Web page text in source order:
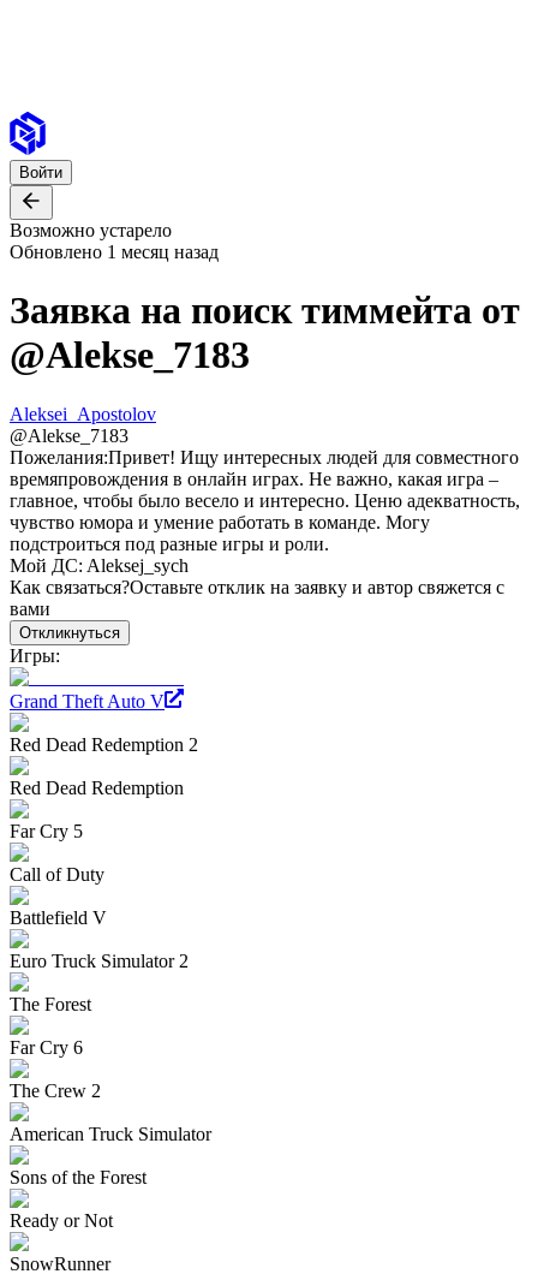
Войти
Возможно устарело
Обновлено 1 месяц назад
Заявка на поиск тиммейта от
@Alekse_7183
Aleksei_Apostolov
@Alekse_7183
Пожелания:Привет! Ищу интересных людей для совместного
времяпровождения в онлайн играх. Не важно, какая игра –
главное, чтобы было весело и интересно. Ценю адекватность,
чувство юмора и умение работать в команде. Могу
подстроиться под разные игры и роли.
Мой ДC: Aleksej_sych
Как связаться?Оставьте отклик на заявку и автор свяжется с
вами
Откликнуться
Игры:
Grand Theft Auto V
Red Dead Redemption 2
Red Dead Redemption
Far Cry 5
Call of Duty
Battlefield V
Euro Truck Simulator 2
The Forest
Far Cry 6
The Crew 2
American Truck Simulator
Sons of the Forest
Ready or Not
SnowRunner